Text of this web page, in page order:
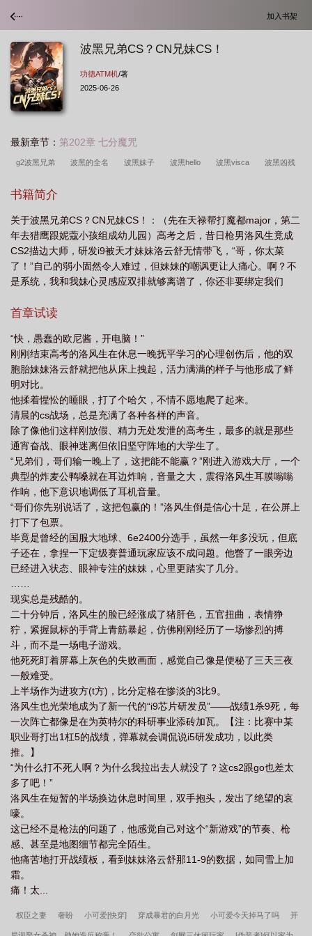
加入书架
波黑兄弟CS？CN兄妹CS！
功德ATM机/著
2025-06-26
最新章节： 第202章 七分魔咒
g2波黑兄弟 波黑的全名 波黑妹子 波黑hello 波黑visca 波黑凶残
书籍简介
关于波黑兄弟CS？CN兄妹CS！：（先在天禄帮打魔都major，第二
年去猎鹰跟妮蔻小孩组成幼儿园）高考之后，昔日枪男洛风生竟成
CS2描边大师，研发i9被天才妹妹洛云舒无情带飞，“哥，你太菜
了！”自己的弱小固然令人难过，但妹妹的嘲讽更让人痛心。啊？不
是系统，我和我妹心灵感应双排就够离谱了，你还非要绑定我们
试训？”“开玩笑吧？刚来就打RMR？以后还要一起去打Major？”
队友而他们没有吧！”
首章试读
“快，愚蠢的欧尼酱，开电脑！”
刚刚结束高考的洛风生在休息一晚抚平学习的心理创伤后，他的双
胞胎妹妹洛云舒就把他从床上拽起，活力满满的样子与他形成了鲜
明对比。
他揉着惺忪的睡眼，打了个哈欠，不情不愿地爬了起来。
清晨的cs战场，总是充满了各种各样的声音。
除了像他们这样刚放假、精力无处发泄的高考生，最多的就是那些
通宵奋战、眼神迷离但依旧坚守阵地的大学生了。
“兄弟们，哥们输一晚上了，这把能不能赢？”刚进入游戏大厅，一个
典型的炸麦公鸭嗓就在耳边炸响，音量之大，震得洛风生耳膜嗡嗡
作响，他下意识地调低了耳机音量。
“哥们你先别说话了，这把包赢的！”洛风生倒是信心十足，在公屏上
打下了包票。
毕竟是曾经的国服大地球、6e2400分选手，虽然一年多没玩，但底
子还在，拿捏一下定级赛普通玩家应该不成问题。他瞥了一眼旁边
已经进入状态、眼神专注的妹妹，心里更踏实了几分。
现实总是残酷的。
二十分钟后，洛风生的脸已经涨成了猪肝色，五官扭曲，表情狰
狞，紧握鼠标的手背上青筋暴起，仿佛刚刚经历了一场惨烈的搏
斗，而不是一场电子游戏。
他死死盯着屏幕上灰色的失败画面，感觉自己像是便秘了三天三夜
一般难受。
上半场作为进攻方(t方)，比分定格在惨淡的3比9。
洛风生也光荣地成为了新一代的“i9芯片研发员”——战绩1杀9死，每
一次阵亡都像是在为英特尔的科研事业添砖加瓦。【注：比赛中某
职业哥打出1杠5的战绩，弹幕就会调侃说i5研发成功，以此类
推。】
“为什么打不死人啊？为什么我拉出去人就没了？这cs2跟go也差太
多了吧！”
洛风生在短暂的半场换边休息时间里，双手抱头，发出了绝望的哀
嚎。
这已经不是枪法的问题了，他感觉自己对这个“新游戏”的节奏、枪
感、甚至是地图细节都完全陌生。
他痛苦地打开战绩板，看到妹妹洛云舒那11-9的数据，如同雪上加
霜。
痛！太...
权臣之妻 奢盼 小可爱[快穿] 穿成暴君的白月光 小可爱今天掉马了吗 开